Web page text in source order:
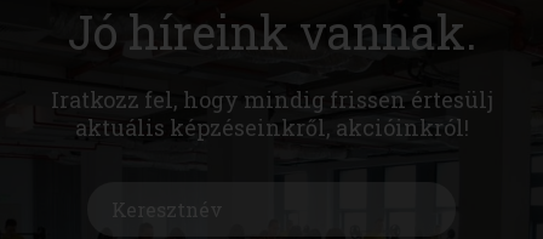
Jó híreink vannak.
Iratkozz fel, hogy mindig frissen értesülj
aktuális képzéseinkről, akcióinkról!